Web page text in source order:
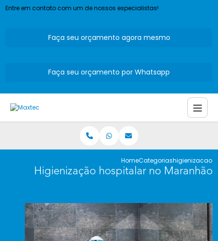
Entre em contato com um de nossos especialistas!
Faça seu orçamento agora mesmo
Faça seu orçamento por Whatsapp
HomeCategoriashigienizacao
Higienização hospitalar no Maranhão